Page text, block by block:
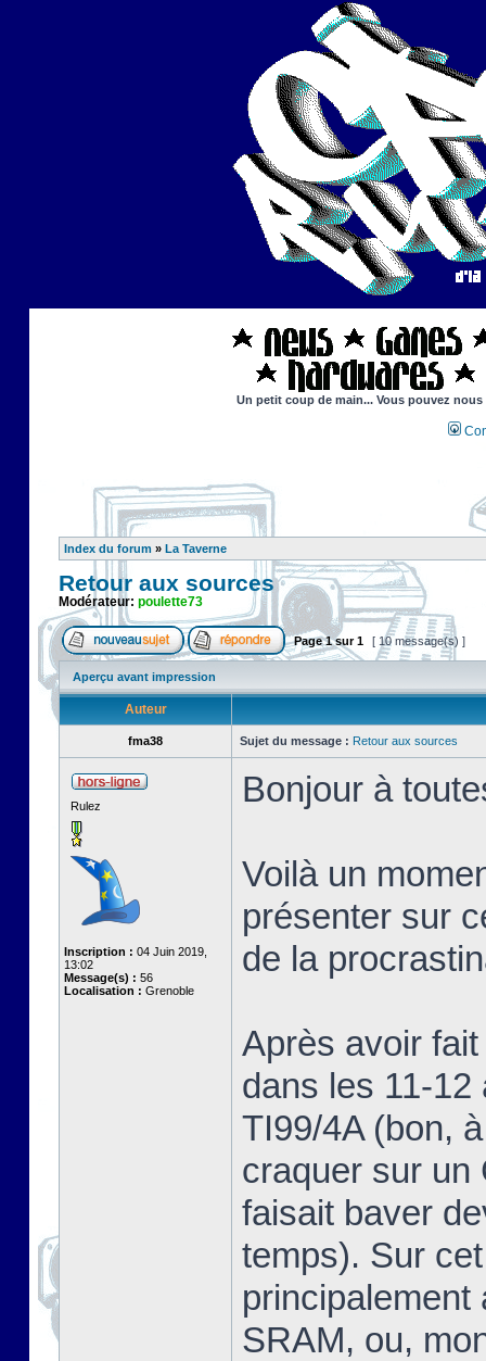
Un petit coup de main... Vous pouvez
Index du forum » La Taverne
Retour aux sources
Modérateur: poulette73
Page1sur1 [ 10 message(s) ]
Aperçu avant impression
Auteur
fma38 Sujet du message : Retour aux sources
Rulez
Inscription : 04 Juin 2019,
13:02
Message(s) : 56
Localisation : Grenoble
Bonjour à
Voilà un
présenter sur
de la
Après avoir
dans les 11-
TI99/4A (bon,
craquer sur un
faisait baver
temps). Sur
principalement
SRAM, ou,